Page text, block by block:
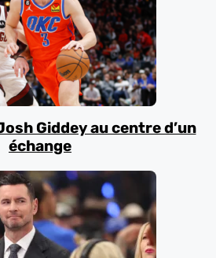
Giddey au centre d’un
échange